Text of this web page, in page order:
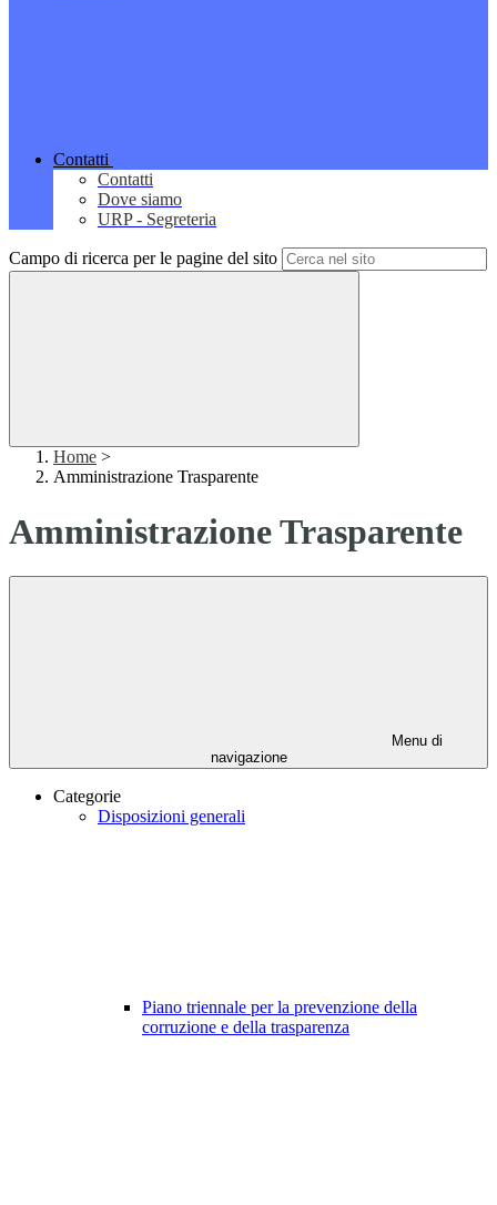
Contatti
Contatti
Dove siamo
URP - Segreteria
Campo di ricerca per le pagine del sito
Home >
Amministrazione Trasparente
Amministrazione Trasparente
Menu di
navigazione
Categorie
Disposizioni generali
Piano triennale per la prevenzione della
corruzione e della trasparenza